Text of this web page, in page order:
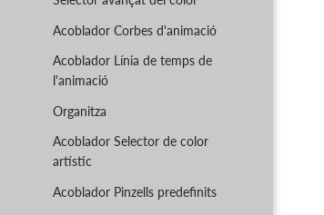
Acoblador Corbes d'animació
Acoblador Línia de temps de
l'animació
Organitza
Acoblador Selector de color
artístic
Acoblador Pinzells predefinits